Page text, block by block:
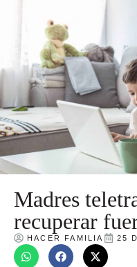
Madres
recuperar
HACER FAMILIA 25